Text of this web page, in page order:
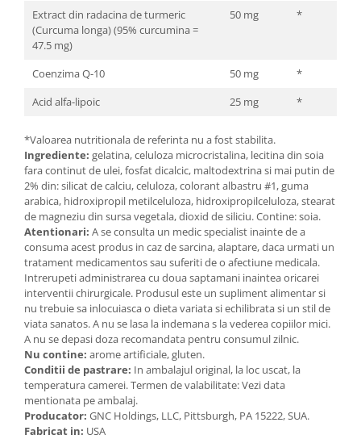
Extract din radacina de turmeric
(Curcuma longa) (95% curcumina =
47.5 mg)
50 mg *
Coenzima Q-10 50 mg
*
Acid alfa-lipoic
25 mg *
*Valoarea nutritionala de referinta nu a fost stabilita.
Ingrediente: gelatina, celuloza microcristalina, lecitina din soia
fara continut de ulei, fosfat dicalcic, maltodextrina si mai putin de
2% din: silicat de calciu, celuloza, colorant albastru #1, guma
arabica, hidroxipropil metilceluloza, hidroxipropilceluloza, stearat
de magneziu din sursa vegetala, dioxid de siliciu. Contine: soia.
Atentionari: A se consulta un medic specialist inainte de a
consuma acest produs in caz de sarcina, alaptare, daca urmati un
tratament medicamentos sau suferiti de o afectiune medicala.
Intrerupeti administrarea cu doua saptamani inaintea oricarei
interventii chirurgicale. Produsul este un supliment alimentar si
nu trebuie sa inlocuiasca o dieta variata si echilibrata si un stil de
viata sanatos. A nu se lasa la indemana s la vederea copiilor mici.
A nu se depasi doza recomandata pentru consumul zilnic.
Nu contine: arome artificiale, gluten.
Conditii de pastrare: In ambalajul original, la loc uscat, la
temperatura camerei. Termen de valabilitate: Vezi data
mentionata pe ambalaj.
Producator: GNC Holdings, LLC, Pittsburgh, PA 15222, SUA.
Fabricat in: USA